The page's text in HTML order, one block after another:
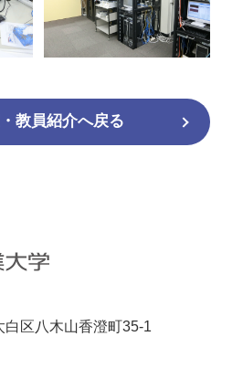
教員紹介へ戻る
区八木山香澄町35-1